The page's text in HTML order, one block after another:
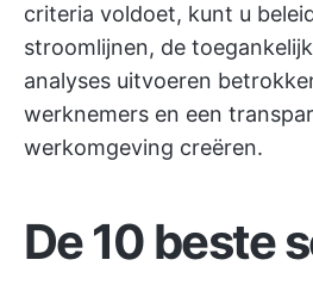
criteria voldoet, kunt u
stroomlijnen, de
analyses uitvoeren
werknemers en een
werkomgeving creëren.
De 10 beste